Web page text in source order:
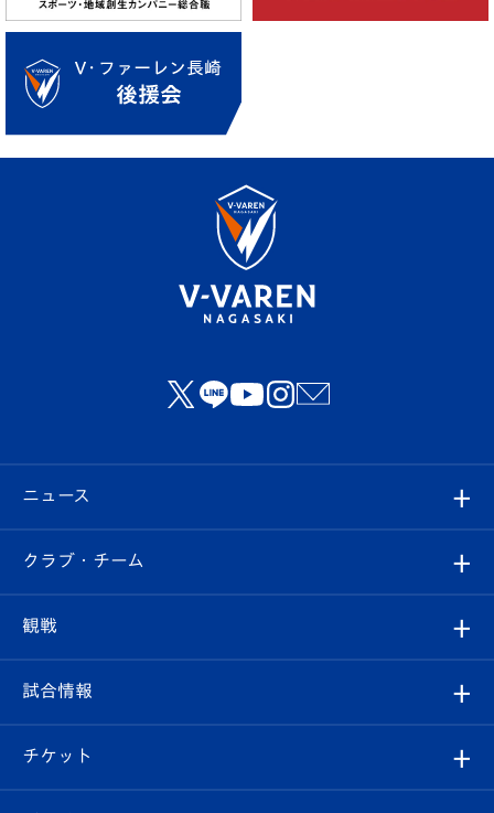
ニュース
すべて
クラブ
試合情報
クラブ・チーム
クラブ概要
エンブレム紹介
観戦
観戦ルール
はじめての観戦ガイド
試合情報
試合日程/結果
チケット